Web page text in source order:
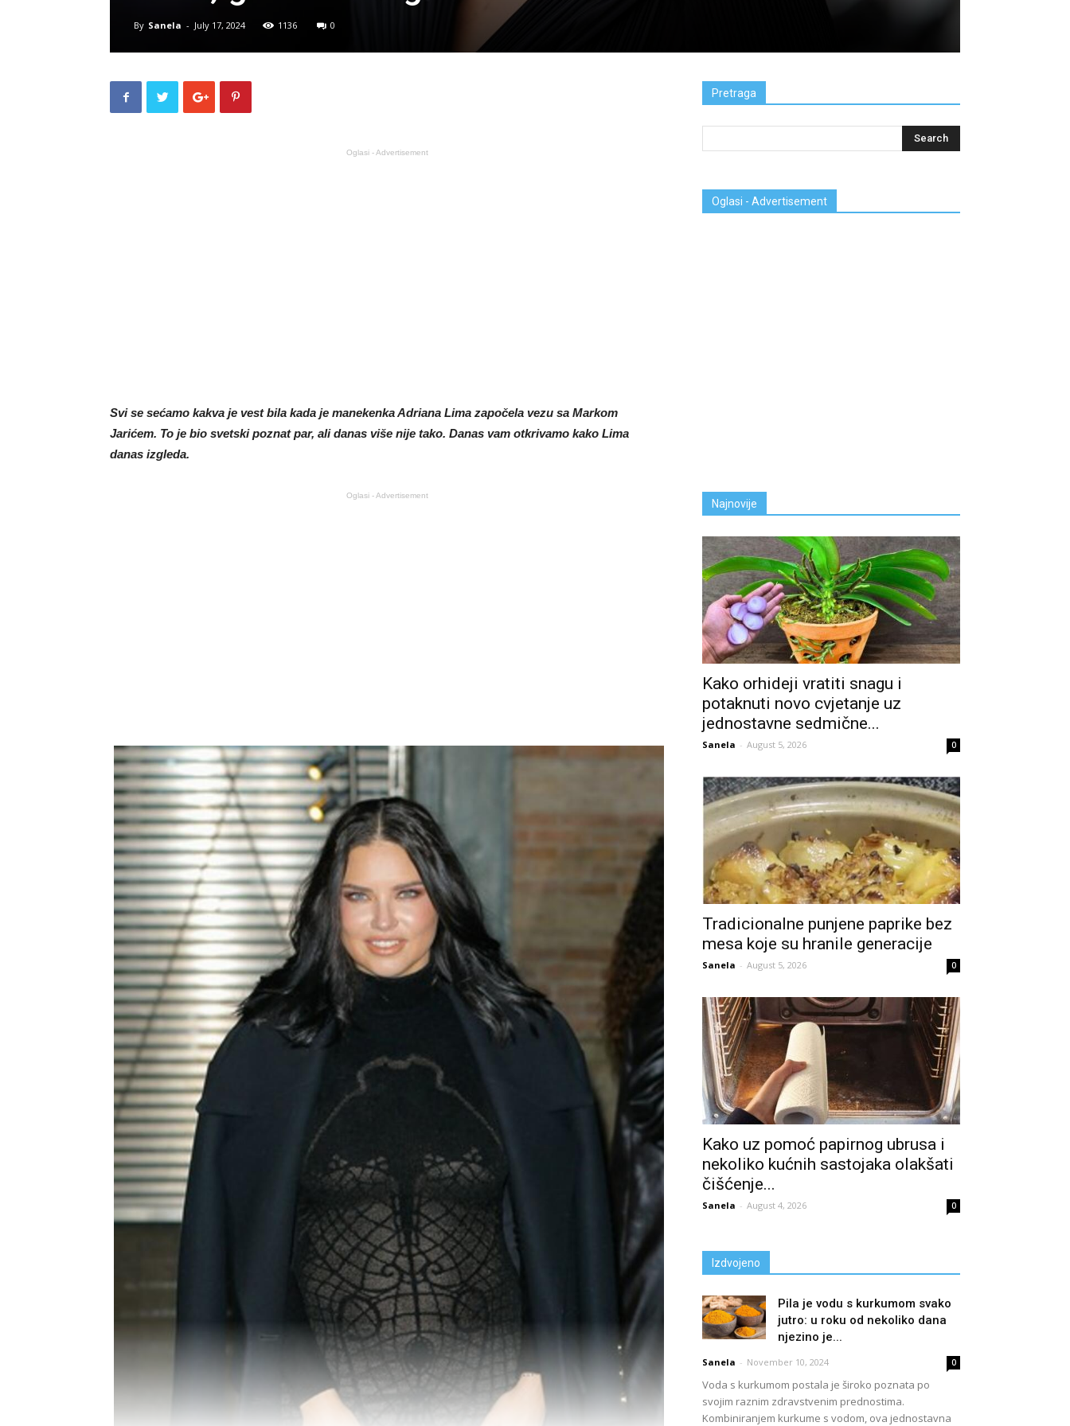
By Sanela - July 17, 2024 1136 0
Oglasi - Advertisement
Svi se sećamo kakva je vest bila kada je manekenka Adriana Lima započela vezu sa Markom
Jarićem. To je bio svetski poznat par, ali danas više nije tako. Danas vam otkrivamo kako Lima
danas izgleda.
Oglasi - Advertisement
Pretraga
Oglasi - Advertisement
Najnovije
Kako orhideji vratiti snagu i
potaknuti novo cvjetanje uz
jednostavne sedmične...
Sanela - August 5, 2026 0
Tradicionalne punjene paprike bez
mesa koje su hranile generacije
Sanela - August 5, 2026 0
Kako uz pomoć papirnog ubrusa i
nekoliko kućnih sastojaka olakšati
čišćenje...
Sanela - August 4, 2026 0
Izdvojeno
Pila je vodu s kurkumom svako
jutro: u roku od nekoliko dana
njezino je...
Sanela - November 10, 2024 0
Voda s kurkumom postala je široko poznata po
svojim raznim zdravstvenim prednostima.
Kombiniranjem kurkume s vodom, ova jednostavna